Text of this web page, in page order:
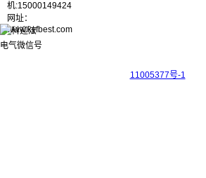
机:15000149424
网址：
www.kyfbest.com
11005377号-1